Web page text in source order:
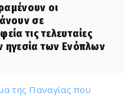
οι
σε
τις τελευταίες
ηγεσία των Ενόπλων
της Παναγίας που